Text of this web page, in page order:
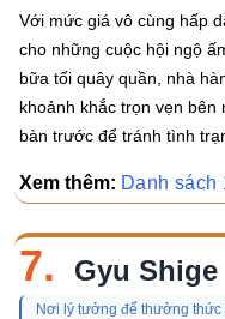
Với mức giá vô cùng hấp
cho những cuộc hội ngộ
bữa tối quây quần, nhà
khoảnh khắc trọn vẹn
bàn trước để tránh tình
Xem thêm: Danh sách
7. Gyu Shige
Nơi lý tưởng để thưởng